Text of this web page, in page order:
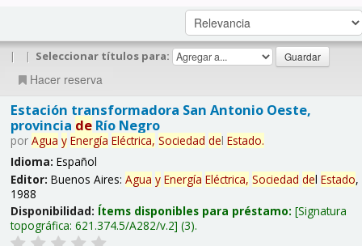
| | Seleccionar títulos para:
Hacer reserva
Estación transformadora San Antonio Oeste,
provincia deRío Negro
por Agua y Energía Eléctrica, Sociedad del Estado.
Idioma: Español
Editor: Buenos Aires: Agua y Energía Eléctrica, Sociedad del Estado,
1988
Disponibilidad: Ítems disponibles para préstamo: Signatura
topográfica: 621.374.5/A282/v.2 (3).